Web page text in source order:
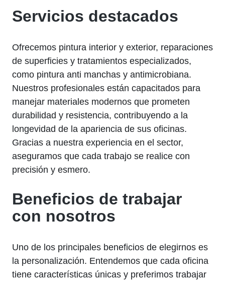
Servicios destacados
Ofrecemos pintura interior y exterior, reparaciones
de superficies y tratamientos especializados,
como pintura anti manchas y antimicrobiana.
Nuestros profesionales están capacitados para
manejar materiales modernos que prometen
durabilidad y resistencia, contribuyendo a la
longevidad de la apariencia de sus oficinas.
Gracias a nuestra experiencia en el sector,
aseguramos que cada trabajo se realice con
precisión y esmero.
Beneficios de trabajar
con nosotros
Uno de los principales beneficios de elegirnos es
la personalización. Entendemos que cada oficina
tiene características únicas y preferimos trabajar